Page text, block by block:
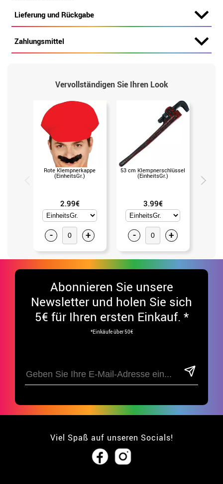
Lieferung und Rückgabe
Zahlungsmittel
Vervollständigen Sie Ihren Look
Rote Klempnerkappe
(EinheitsGr.)
2.99€
- +
53 cm Klempnerschlüssel
(EinheitsGr.)
3.99€
- +
Abonnieren Sie unsere
Newsletter und holen Sie sich
5€ für Ihren ersten Einkauf. *
*Einkäufe über 50€
Viel Spaß auf unseren Socials!